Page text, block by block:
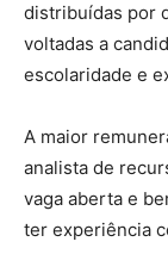
distribuídas por
voltadas a
escolaridade e
A maior
analista de
vaga aberta e
ter experiência